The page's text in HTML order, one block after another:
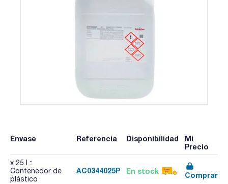
Envase Referencia Disponibilidad
Mi
Precio
x 25 l ::
Contenedor de
plástico
AC0344025P En stock Comprar